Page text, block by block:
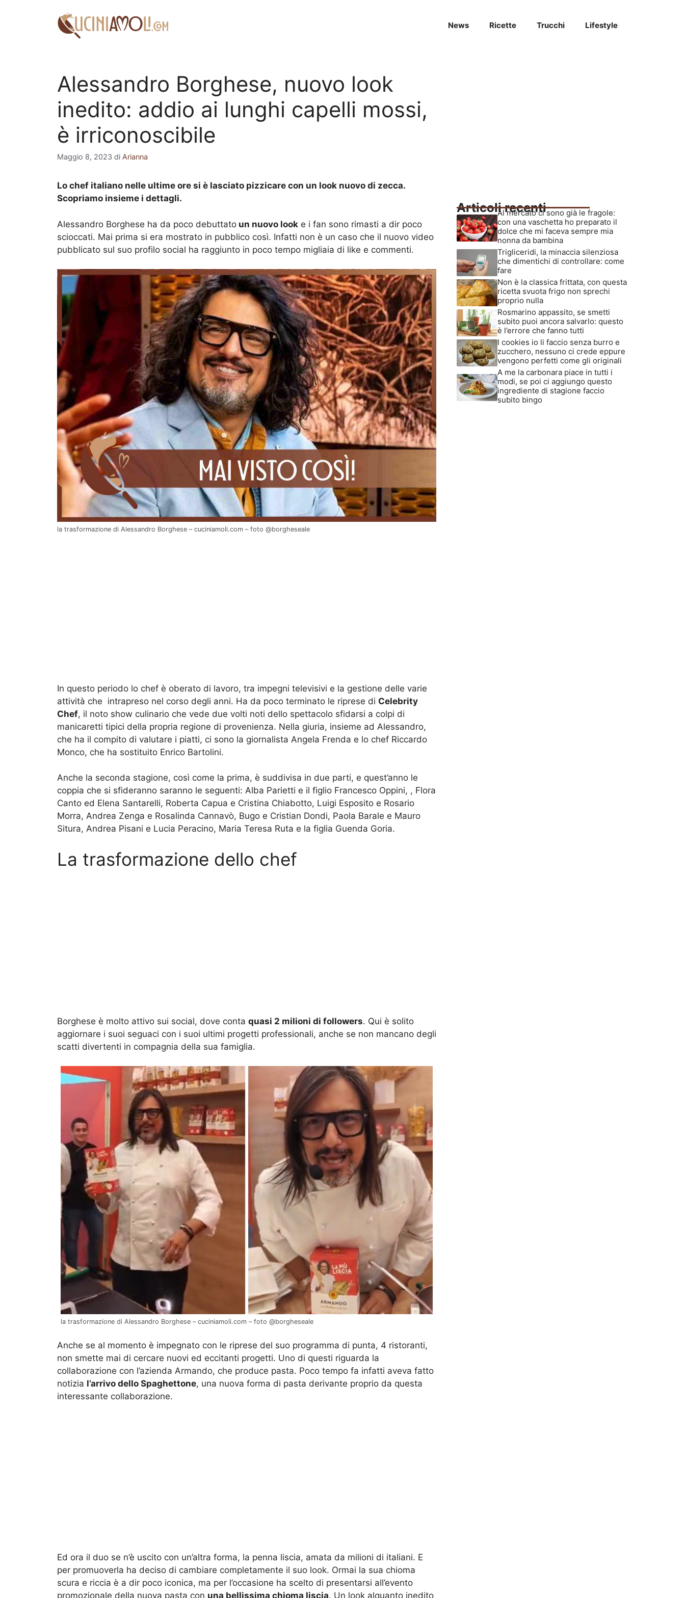
News Ricette Trucchi Lifestyle
Alessandro Borghese, nuovo look
inedito: addio ai lunghi capelli mossi,
è irriconoscibile
Maggio 8, 2023 di Arianna
Lo chef italiano nelle ultime ore si è lasciato pizzicare con un look nuovo di zecca.
Scopriamo insieme i dettagli.
Alessandro Borghese ha da poco debuttato un nuovo look e i fan sono rimasti a dir poco
scioccati. Mai prima si era mostrato in pubblico così. Infatti non è un caso che il nuovo video
pubblicato sul suo profilo social ha raggiunto in poco tempo migliaia di like e commenti.
la trasformazione di Alessandro Borghese – cuciniamoli.com – foto @borgheseale
In questo periodo lo chef è oberato di lavoro, tra impegni televisivi e la gestione delle varie
attività che intrapreso nel corso degli anni. Ha da poco terminato le riprese di Celebrity
Chef, il noto show culinario che vede due volti noti dello spettacolo sfidarsi a colpi di
manicaretti tipici della propria regione di provenienza. Nella giuria, insieme ad Alessandro,
che ha il compito di valutare i piatti, ci sono la giornalista Angela Frenda e lo chef Riccardo
Monco, che ha sostituito Enrico Bartolini.
Anche la seconda stagione, così come la prima, è suddivisa in due parti, e quest’anno le
coppia che si sfideranno saranno le seguenti: Alba Parietti e il figlio Francesco Oppini, , Flora
Canto ed Elena Santarelli, Roberta Capua e Cristina Chiabotto, Luigi Esposito e Rosario
Morra, Andrea Zenga e Rosalinda Cannavò, Bugo e Cristian Dondi, Paola Barale e Mauro
Situra, Andrea Pisani e Lucia Peracino, Maria Teresa Ruta e la figlia Guenda Goria.
La trasformazione dello chef
Borghese è molto attivo sui social, dove conta quasi 2 milioni di followers. Qui è solito
aggiornare i suoi seguaci con i suoi ultimi progetti professionali, anche se non mancano degli
scatti divertenti in compagnia della sua famiglia.
la trasformazione di Alessandro Borghese – cuciniamoli.com – foto @borgheseale
Anche se al momento è impegnato con le riprese del suo programma di punta, 4 ristoranti,
non smette mai di cercare nuovi ed eccitanti progetti. Uno di questi riguarda la
collaborazione con l’azienda Armando, che produce pasta. Poco tempo fa infatti aveva fatto
notizia l’arrivo dello Spaghettone, una nuova forma di pasta derivante proprio da questa
interessante collaborazione.
Ed ora il duo se n’è uscito con un’altra forma, la penna liscia, amata da milioni di italiani. E
per promuoverla ha deciso di cambiare completamente il suo look. Ormai la sua chioma
scura e riccia è a dir poco iconica, ma per l’occasione ha scelto di presentarsi all’evento
promozionale della nuova pasta con una bellissima chioma liscia. Un look alquanto inedito
Articoli recenti
Al mercato ci sono già le fragole:
con una vaschetta ho preparato il
dolce che mi faceva sempre mia
nonna da bambina
Trigliceridi, la minaccia silenziosa
che dimentichi di controllare: come
fare
Non è la classica frittata, con questa
ricetta svuota frigo non sprechi
proprio nulla
Rosmarino appassito, se smetti
subito puoi ancora salvarlo: questo
è l’errore che fanno tutti
I cookies io li faccio senza burro e
zucchero, nessuno ci crede eppure
vengono perfetti come gli originali
A me la carbonara piace in tutti i
modi, se poi ci aggiungo questo
ingrediente di stagione faccio
subito bingo